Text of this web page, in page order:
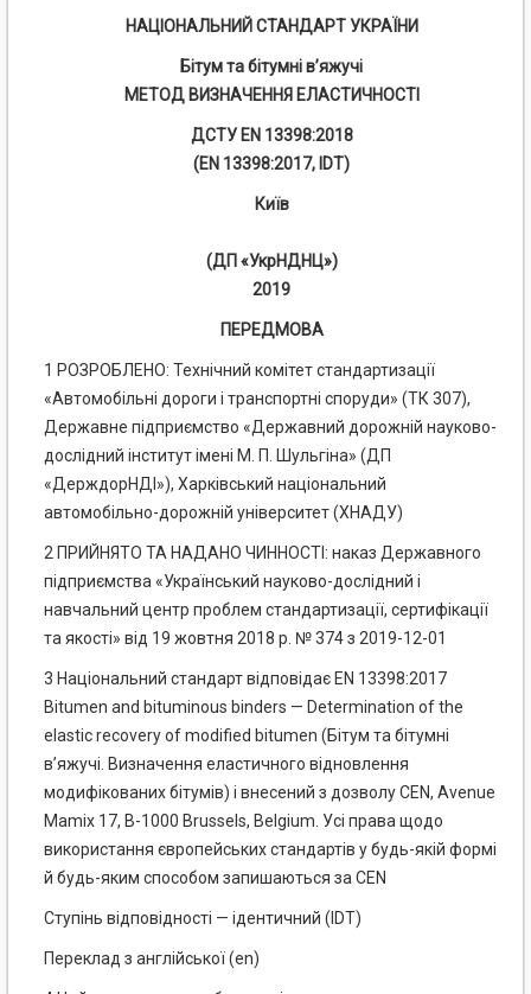
НАЦІОНАЛЬНИЙ СТАНДАРТ УКРАЇНИ
Бітум та бітумні в’яжучі
МЕТОД ВИЗНАЧЕННЯ ЕЛАСТИЧНОСТІ
ДСТУ EN 13398:2018
(EN 13398:2017, IDT)
Київ
(ДП «УкрНДНЦ»)
2019
ПЕРЕДМОВА
1 РОЗРОБЛЕНО: Технічний комітет стандартизації
«Автомобільні дороги і транспортні споруди» (ТК 307),
Державне підприємство «Державний дорожній науково-
дослідний інститут імені М. П. Шульгіна» (ДП
«ДерждорНДІ»), Харківський національний
автомобільно-дорожній університет (ХНАДУ)
2 ПРИЙНЯТО ТА НАДАНО ЧИННОСТІ: наказ Державного
підприємства «Український науково-дослідний і
навчальний центр проблем стандартизації, сертифікації
та якості» від 19 жовтня 2018 р. № 374 з 2019-12-01
3 Національний стандарт відповідає EN 13398:2017
Bitumen and bituminous binders — Determination of the
elastic recovery of modified bitumen (Бітум та бітумні
в’яжучі. Визначення еластичного відновлення
модифікованих бітумів) і внесений з дозволу CEN, Avenue
Mamix 17, В-1000 Brussels, Belgium. Усі права щодо
використання європейських стандартів у будь-якій формі
й будь-яким способом запишаються за CEN
Ступінь відповідності — ідентичний (IDT)
Переклад з англійської (еn)